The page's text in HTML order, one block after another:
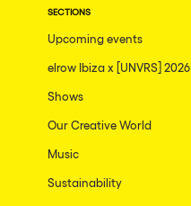
SECTIONS
Upcoming events
elrow Ibiza x [UNVRS] 2026
Shows
Our Creative World
Music
Sustainability